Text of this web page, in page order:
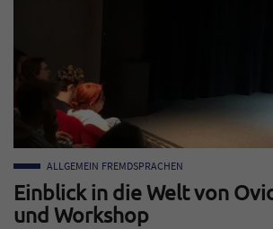
Einblick in die Welt von
und Workshop
ALLGEMEIN FREMDSPRACHEN